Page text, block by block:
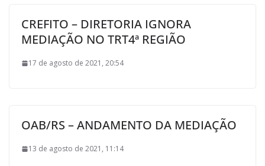
CREFITO – DIRETORIA IGNORA
MEDIAÇÃO NO TRT4ª REGIÃO
17 de agosto de 2021, 20:54
OAB/RS – ANDAMENTO DA MEDIAÇÃO
13 de agosto de 2021, 11:14